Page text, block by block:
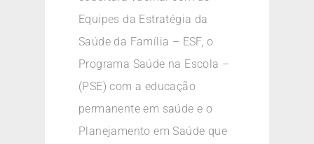
Equipes da Estratégia da
Saúde da Família – ESF, o
Programa Saúde na Escola –
(PSE) com a educação
permanente em saúde e o
Planejamento em Saúde que